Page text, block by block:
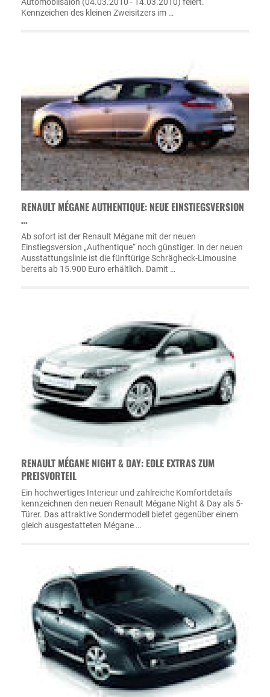
Kennzeichen des kleinen Zweisitzers im …
RENAULT MÉGANE AUTHENTIQUE: NEUE EINSTIEGSVERSION
…
Ab sofort ist der Renault Mégane mit der neuen
Einstiegsversion „Authentique“ noch günstiger. In der neuen
Ausstattungslinie ist die fünftürige Schrägheck-Limousine
bereits ab 15.900 Euro erhältlich. Damit …
RENAULT MÉGANE NIGHT & DAY: EDLE EXTRAS ZUM
PREISVORTEIL
Ein hochwertiges Interieur und zahlreiche Komfortdetails
kennzeichnen den neuen Renault Mégane Night & Day als 5-
Türer. Das attraktive Sondermodell bietet gegenüber einem
gleich ausgestatteten Mégane …